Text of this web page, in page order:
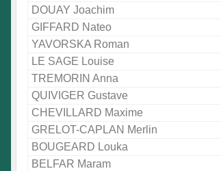
DOUAY Joachim
GIFFARD Nateo
YAVORSKA Roman
LE SAGE Louise
TREMORIN Anna
QUIVIGER Gustave
CHEVILLARD Maxime
GRELOT-CAPLAN Merlin
BOUGEARD Louka
BELFAR Maram